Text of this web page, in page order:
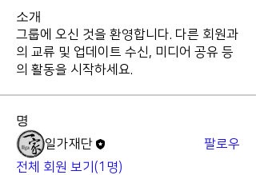
소개
그룹에 오신 것을 환영합니다. 다른 회원과
의 교류 및 업데이트 수신, 미디어 공유 등
의 활동을 시작하세요.
명
일가재단
팔로우
전체 회원 보기(1명)